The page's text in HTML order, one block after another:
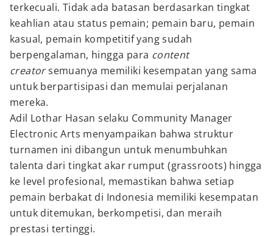
terkecuali. Tidak ada batasan berdasarkan tingkat
keahlian atau status pemain; pemain baru, pemain
kasual, pemain kompetitif yang sudah
berpengalaman, hingga para content
creatorsemuanya memiliki kesempatan yang sama
untuk berpartisipasi dan memulai perjalanan
mereka.
Adil Lothar Hasan selaku Community Manager
Electronic Arts menyampaikan bahwa struktur
turnamen ini dibangun untuk menumbuhkan
talenta dari tingkat akar rumput (grassroots) hingga
ke level profesional, memastikan bahwa setiap
pemain berbakat di Indonesia memiliki kesempatan
untuk ditemukan, berkompetisi, dan meraih
prestasi tertinggi.